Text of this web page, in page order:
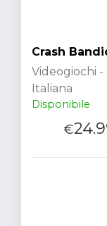
Crash
Videogiochi
Italiana
Disponibile
€